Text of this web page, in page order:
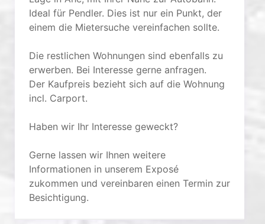
Ideal für Pendler. Dies ist nur ein Punkt, der
einem die Mietersuche vereinfachen sollte.
Die restlichen Wohnungen sind ebenfalls zu
erwerben. Bei Interesse gerne anfragen.
Der Kaufpreis bezieht sich auf die Wohnung
incl. Carport.
Haben wir Ihr Interesse geweckt?
Gerne lassen wir Ihnen weitere
Informationen in unserem Exposé
zukommen und vereinbaren einen Termin zur
Besichtigung.